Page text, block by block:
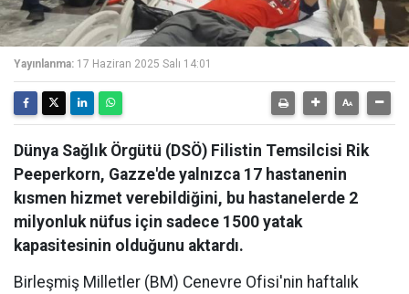
Yayınlanma: 17 Haziran 2025 Salı 14:01
Dünya Sağlık Örgütü (DSÖ) Filistin Temsilcisi Rik
Peeperkorn, Gazze'de yalnızca 17 hastanenin
kısmen hizmet verebildiğini, bu hastanelerde 2
milyonluk nüfus için sadece 1500 yatak
kapasitesinin olduğunu aktardı.
Birleşmiş Milletler (BM) Cenevre Ofisi'nin haftalık